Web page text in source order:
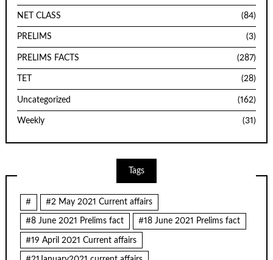
NET CLASS (84)
PRELIMS (3)
PRELIMS FACTS (287)
TET (28)
Uncategorized (162)
Weekly (31)
Tags
# #2 May 2021 Current affairs
#8 June 2021 Prelims fact #18 June 2021 Prelims fact
#19 April 2021 Current affairs